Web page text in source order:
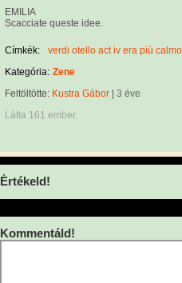
EMILIA
Scacciate queste idee.
Címkék:
verdi otello act iv era più
Kategória: Zene
Feltöltötte: Kustra Gábor
3 éve
Látta 161 ember.
Értékeld!
Kommentáld!